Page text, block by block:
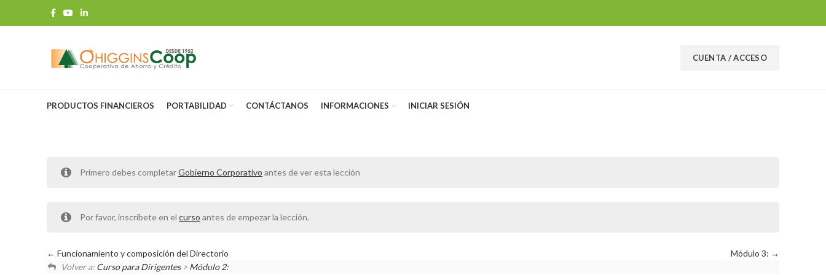
CUENTA / ACCESO
PRODUCTOS FINANCIEROS PORTABILIDAD CONTÁCTANOS INFORMACIONES INICIAR SESIÓN
Primero debes completarGobierno Corporativo antes de ver esta lección
Por favor, inscríbete en elcurso antes de empezar la lección.
Funcionamiento y composición del Directorio
Módulo 3:
Volver a: Curso para Dirigentes> Módulo 2: